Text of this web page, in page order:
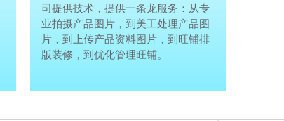
生意做到手机上，单独做手机移动网
站、设计个性化移动网页，建站和优
化等一体化移动营销解决方案，挖掘
亿万手机用户商机。
司提供技术，提供一条龙服务：从专
业拍摄产品图片，到美工处理产品图
片，到上传产品资料图片，到旺铺排
版装修，到优化管理旺铺。